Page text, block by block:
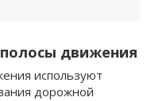
движения
используют
дорожной